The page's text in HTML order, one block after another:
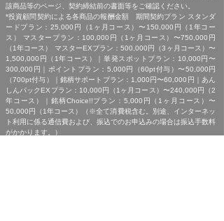
該商品等のページ、契約締結前の書面等をご確認ください。
*投資顧問契約による各商品の報酬金額 期間契約プラン スタンダ
ードプラン：25,000円（1ヶ月コース）〜150,000円（1年コー
ス） マスタープラン：100,000円（1ヶ月コース）〜750,000円
（1年コース） マスターEXプラン：500,000円（3ヶ月コース）〜
1,500,000円（1年コース）｜単発スポットプラン：10,000円〜
300,000円｜ポイントプラン：5,000円（60pt付与）〜50,000円
（700pt付与）｜銘柄サポートプラン：1,000円〜60,000円｜あん
しんパックEXプラン：10,000円（1ヶ月コース）〜240,000円（2
年コース）｜銘柄Choice!!プラン：5,000円（1ヶ月コース）〜
50,000円（1年コース）（※全て消費税含む。別途、インターネッ
ト利用に係る通信費および、振込でのお申込みの場合は振込手数料
がかかります。）